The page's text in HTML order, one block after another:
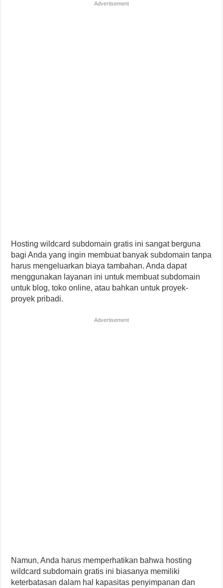
Advertisement
Hosting wildcard subdomain gratis ini sangat berguna
bagi Anda yang ingin membuat banyak subdomain tanpa
harus mengeluarkan biaya tambahan. Anda dapat
menggunakan layanan ini untuk membuat subdomain
untuk blog, toko online, atau bahkan untuk proyek-
proyek pribadi.
Advertisement
Namun, Anda harus memperhatikan bahwa hosting
wildcard subdomain gratis ini biasanya memiliki
keterbatasan dalam hal kapasitas penyimpanan dan